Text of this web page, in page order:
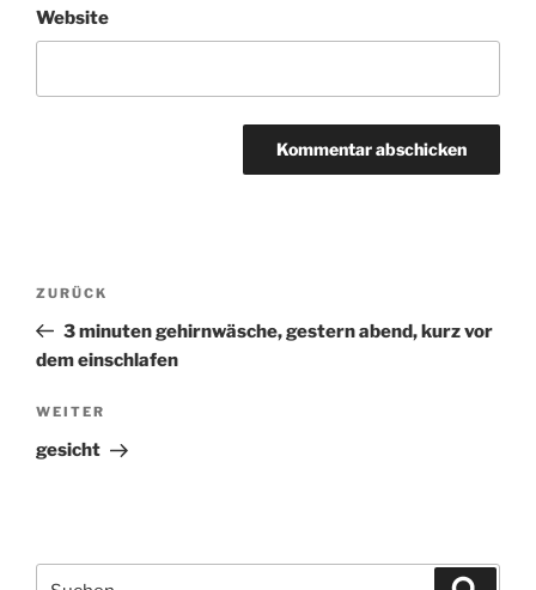
Website
Beitragsnavigation
Vorheriger
Beitrag
ZURÜCK
3 minuten gehirnwäsche, gestern abend, kurz vor
dem einschlafen
Nächster
Beitrag
WEITER
gesicht
Suchen